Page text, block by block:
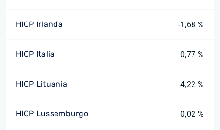
HICP Irlanda -1,68 %
HICP Italia 0,77 %
HICP Lituania 4,22 %
HICP Lussemburgo 0,02 %